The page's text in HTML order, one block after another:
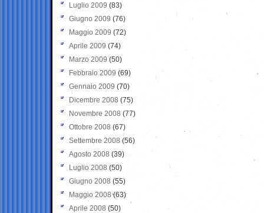
Luglio 2009 (83)
Giugno 2009 (76)
Maggio 2009 (72)
Aprile 2009 (74)
Marzo 2009 (50)
Febbraio 2009 (69)
Gennaio 2009 (70)
Dicembre 2008 (75)
Novembre 2008 (77)
Ottobre 2008 (67)
Settembre 2008 (56)
Agosto 2008 (39)
Luglio 2008 (50)
Giugno 2008 (55)
Maggio 2008(63)
Aprile 2008 (50)